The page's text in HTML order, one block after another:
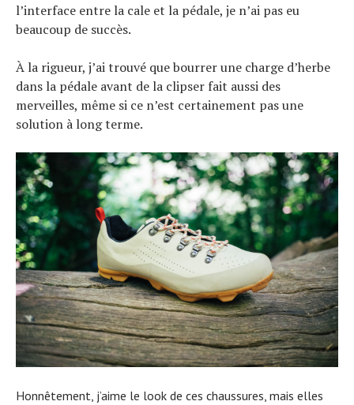
l’interface entre la cale et la pédale, je n’ai pas eu
beaucoup de succès.
À la rigueur, j’ai trouvé que bourrer une charge d’herbe
dans la pédale avant de la clipser fait aussi des
merveilles, même si ce n’est certainement pas une
solution à long terme.
Honnêtement, j’aime le look de ces chaussures, mais elles